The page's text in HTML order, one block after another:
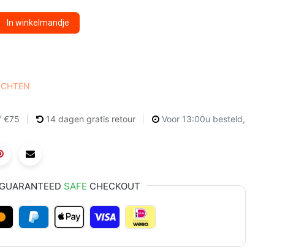
In winkelmandje
€75 14 dagen gratis retour
Voor 13:00u besteld,
GUARANTEED SAFE CHECKOUT